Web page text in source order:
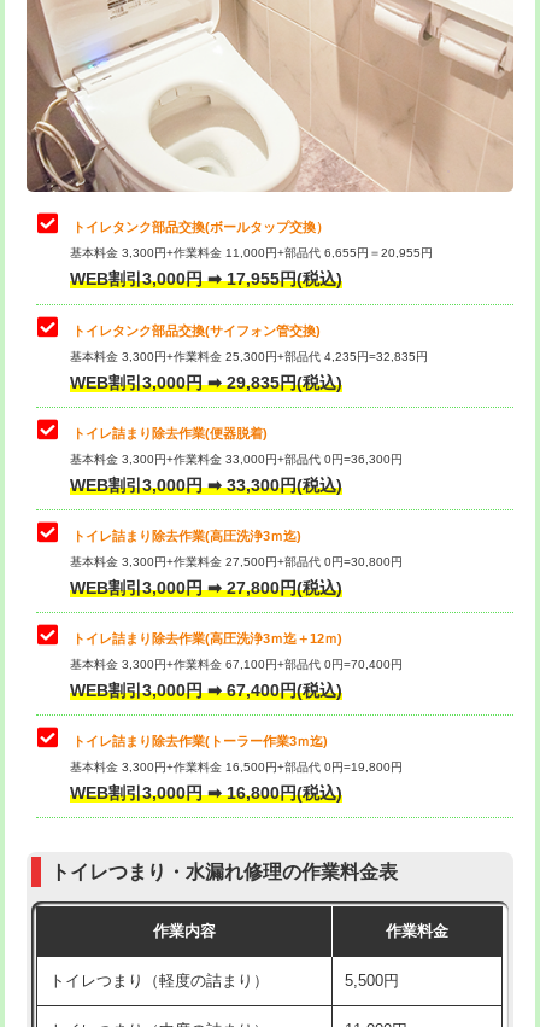
トイレタンク部品交換(ボールタップ交換）
基本料金 3,300円+作業料金 11,000円+部品代 6,655円＝20,955円
WEB割引3,000円 ➡ 17,955円(税込)
トイレタンク部品交換(サイフォン管交換)
基本料金 3,300円+作業料金 25,300円+部品代 4,235円=32,835円
WEB割引3,000円 ➡ 29,835円(税込)
トイレ詰まり除去作業(便器脱着)
基本料金 3,300円+作業料金 33,000円+部品代 0円=36,300円
WEB割引3,000円 ➡ 33,300円(税込)
トイレ詰まり除去作業(高圧洗浄3ｍ迄)
基本料金 3,300円+作業料金 27,500円+部品代 0円=30,800円
WEB割引3,000円 ➡ 27,800円(税込)
トイレ詰まり除去作業(高圧洗浄3ｍ迄＋12ｍ)
基本料金 3,300円+作業料金 67,100円+部品代 0円=70,400円
WEB割引3,000円 ➡ 67,400円(税込)
トイレ詰まり除去作業(トーラー作業3ｍ迄)
基本料金 3,300円+作業料金 16,500円+部品代 0円=19,800円
WEB割引3,000円 ➡ 16,800円(税込)
トイレつまり・水漏れ修理の作業料金表
作業内容 作業料金
トイレつまり（軽度の詰まり） 5,500円